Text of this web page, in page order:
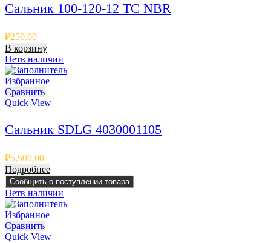
Сальник 100-120-12 TC NBR
₽250.00
В корзину
Нетв наличии
Избранное
Сравнить
Quick View
Сальник SDLG 4030001105
₽5,500.00
Подробнее
Сообщить о поступлении товара
Нетв наличии
Избранное
Сравнить
Quick View